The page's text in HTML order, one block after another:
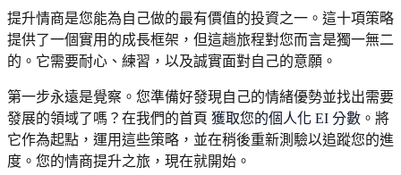
提升情商是您能為自己做的最有價值的投資之一。這十項策略
提供了一個實用的成長框架，但這趟旅程對您而言是獨一無二
的。它需要耐心、練習，以及誠實面對自己的意願。
第一步永遠是覺察。您準備好發現自己的情緒優勢並找出需要
發展的領域了嗎？在我們的首頁 獲取您的個人化 EI 分數 。將
它作為起點，運用這些策略，並在稍後重新測驗以追蹤您的進
度。您的情商提升之旅，現在就開始。